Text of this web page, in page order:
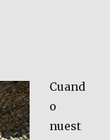
Cuand
o
nuest